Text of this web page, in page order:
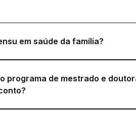
em saúde da família?
programa de mestrado e